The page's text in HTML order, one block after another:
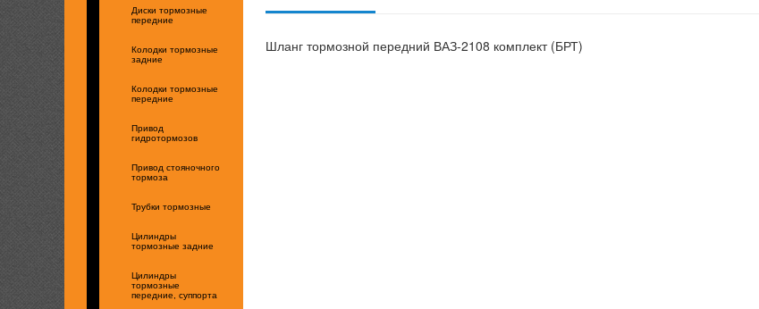
Диски тормозные
передние
Колодки тормозные
задние
Колодки тормозные
передние
Привод
гидротормозов
Привод стояночного
тормоза
Трубки тормозные
Цилиндры
тормозные задние
Цилиндры
тормозные
передние, суппорта
Шланг тормозной передний ВАЗ-2108 комплект (БРТ)